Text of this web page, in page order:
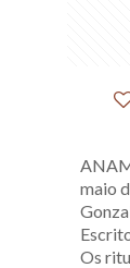
maio
Os